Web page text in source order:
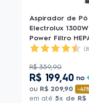
Aspirador de
Electrolux
Power Filtro
R$ 359,90
R$ 199,40 no
ou R$ 209,90 -
em até 5x de R$